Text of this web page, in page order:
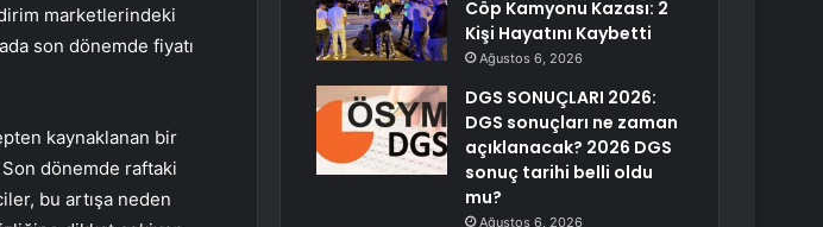
marketlerindeki
son dönemde fiyatı
kaynaklanan bir
dönemde raftaki
bu artışa neden
Cöp Kamyonu Kazası: 2
Kişi Hayatını Kaybetti
Ağustos 6, 2026
DGS SONUÇLARI 2026:
DGS sonuçları ne zaman
açıklanacak? 2026 DGS
sonuç tarihi belli oldu
mu?
Ağustos 6, 2026